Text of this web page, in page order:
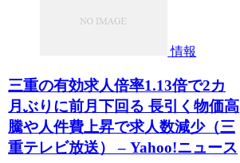
情報
三重の有効求人倍率1.13倍で2カ
月ぶりに前月下回る 長引く物価高
騰や人件費上昇で求人数減少（三
重テレビ放送） – Yahoo!ニュース